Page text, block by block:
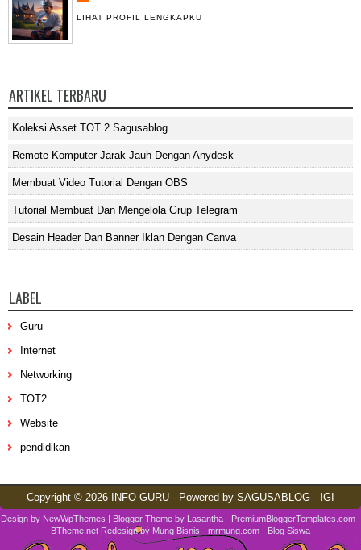
LIHAT PROFIL LENGKAPKU
ARTIKEL TERBARU
Koleksi Asset TOT 2 Sagusablog
Remote Komputer Jarak Jauh Dengan Anydesk
Membuat Video Tutorial Dengan OBS
Tutorial Membuat Dan Mengelola Grup Telegram
Desain Header Dan Banner Iklan Dengan Canva
LABEL
Guru
Internet
Networking
TOT2
Website
pendidikan
Copyright © 2026 INFO GURU - Powered by SAGUSABLOG - IGI
Design by NewWpThemes | Blogger Theme by Lasantha - PremiumBloggerTemplates.com |
BTheme.net Redesign by Mung Bisnis - mrmung.com - Blog Siswa